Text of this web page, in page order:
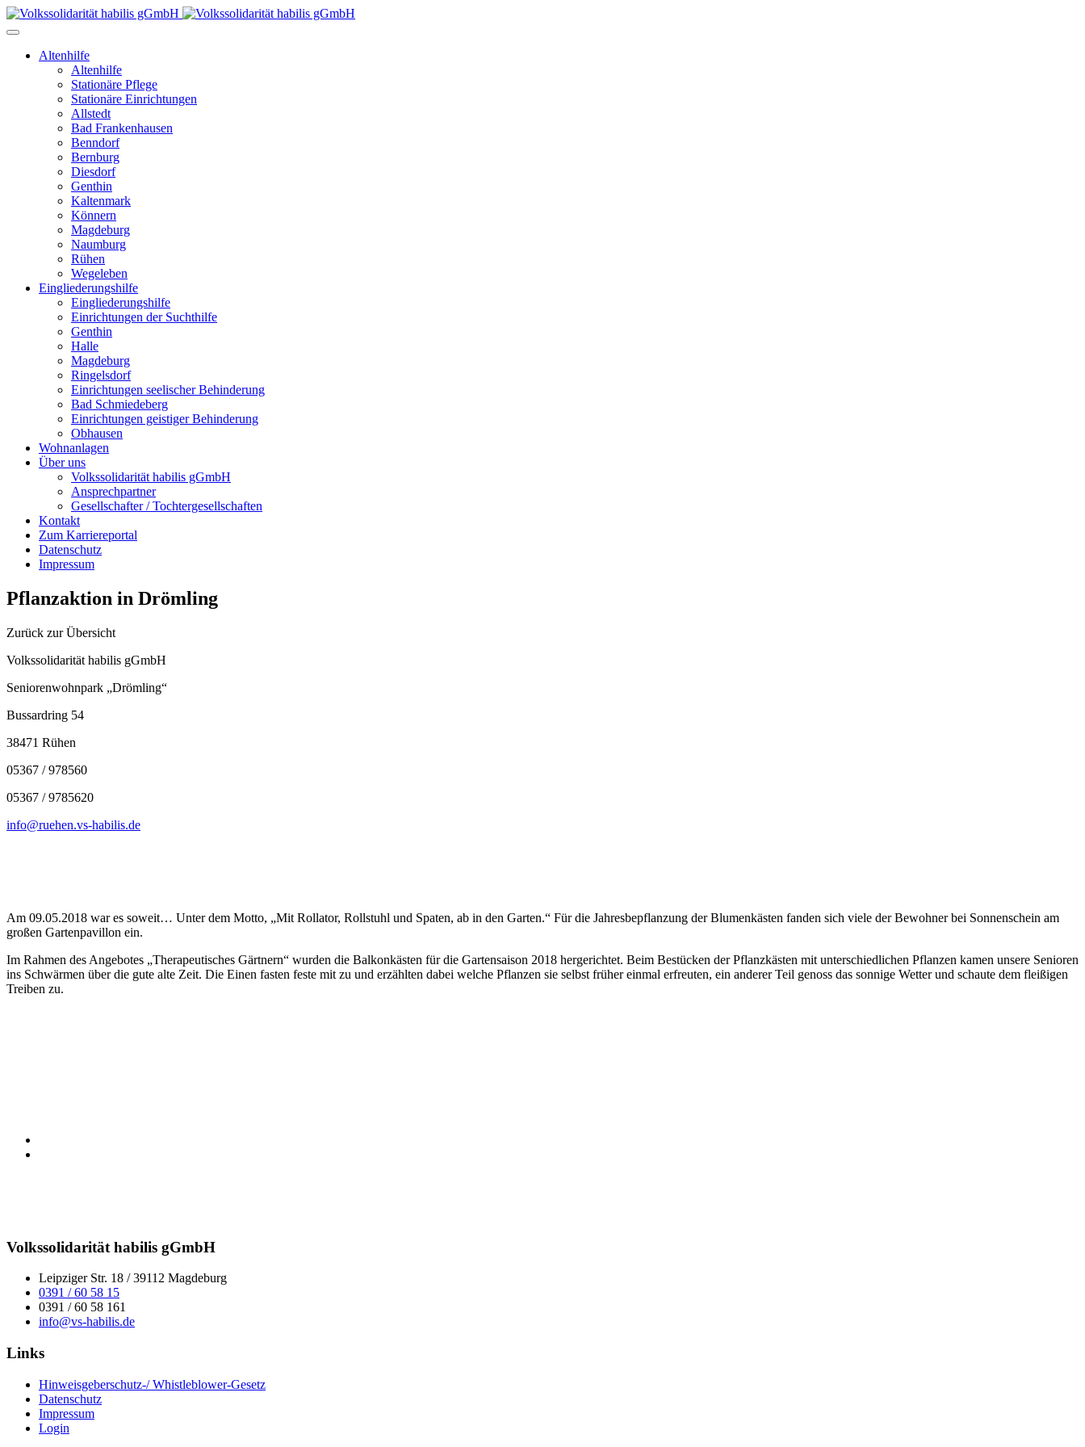
Altenhilfe
Altenhilfe
Stationäre Pflege
Stationäre Einrichtungen
Allstedt
Bad Frankenhausen
Benndorf
Bernburg
Diesdorf
Genthin
Kaltenmark
Könnern
Magdeburg
Naumburg
Rühen
Wegeleben
Eingliederungshilfe
Eingliederungshilfe
Einrichtungen der Suchthilfe
Genthin
Halle
Magdeburg
Ringelsdorf
Einrichtungen seelischer Behinderung
Bad Schmiedeberg
Einrichtungen geistiger Behinderung
Obhausen
Wohnanlagen
Über uns
Volkssolidarität habilis gGmbH
Ansprechpartner
Gesellschafter / Tochtergesellschaften
Kontakt
Zum Karriereportal
Datenschutz
Impressum
Pflanzaktion in Drömling
Zurück zur Übersicht
Volkssolidarität habilis gGmbH
Seniorenwohnpark „Drömling“
Bussardring 54
38471 Rühen
05367 / 978560
05367 / 9785620
info@ruehen.vs-habilis.de
Am 09.05.2018 war es soweit… Unter dem Motto, „Mit Rollator, Rollstuhl und Spaten, ab in den Garten.“ Für die Jahresbepflanzung der Blumenkästen fanden sich viele der Bewohner bei Sonnenschein am
großen Gartenpavillon ein.
Im Rahmen des Angebotes „Therapeutisches Gärtnern“ wurden die Balkonkästen für die Gartensaison 2018 hergerichtet. Beim Bestücken der Pflanzkästen mit unterschiedlichen Pflanzen kamen unsere Senioren
ins Schwärmen über die gute alte Zeit. Die Einen fasten feste mit zu und erzählten dabei welche Pflanzen sie selbst früher einmal erfreuten, ein anderer Teil genoss das sonnige Wetter und schaute dem fleißigen
Treiben zu.
Volkssolidarität habilis gGmbH
Leipziger Str. 18 / 39112 Magdeburg
0391 / 60 58 15
0391 / 60 58 161
info@vs-habilis.de
Links
Hinweisgeberschutz-/ Whistleblower-Gesetz
Datenschutz
Impressum
Login